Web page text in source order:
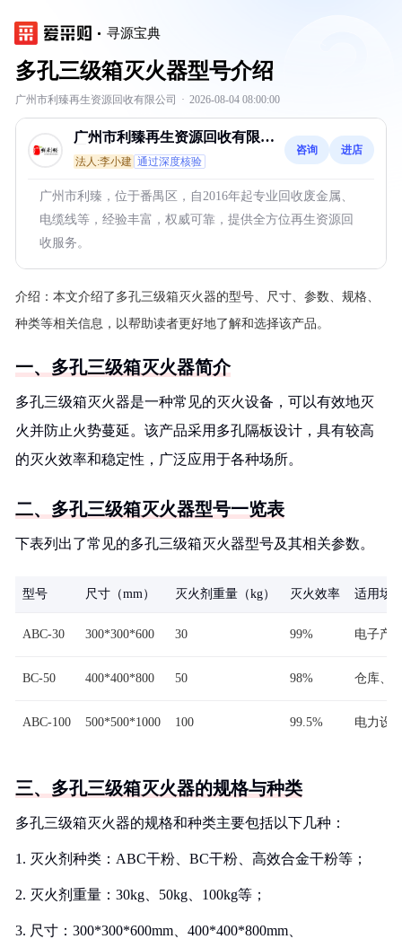
寻源宝典
多孔三级箱灭火器型号介绍
广州市利臻再生资源回收有限公司 · 2026-08-04 08:00:00
广州市利臻再生资源回收有限公
司
法人:李小建 通过深度核验
咨询 进店
广州市利臻，位于番禺区，自2016年起专业回收废金属、
电缆线等，经验丰富，权威可靠，提供全方位再生资源回
收服务。
介绍： 本文介绍了多孔三级箱灭火器的型号、尺寸、参数、规格、
种类等相关信息，以帮助读者更好地了解和选择该产品。
一、多孔三级箱灭火器简介
多孔三级箱灭火器是一种常见的灭火设备，可以有效地灭
火并防止火势蔓延。该产品采用多孔隔板设计，具有较高
的灭火效率和稳定性，广泛应用于各种场所。
二、多孔三级箱灭火器型号一览表
下表列出了常见的多孔三级箱灭火器型号及其相关参数。
型号 尺寸（mm） 灭火剂重量（kg） 灭火效率 适用场
ABC-30 300*300*600 30 99% 电子产
BC-50 400*400*800 50 98% 仓库、
ABC-100 500*500*1000 100 99.5% 电力设
三、多孔三级箱灭火器的规格与种类
多孔三级箱灭火器的规格和种类主要包括以下几种：
1. 灭火剂种类：ABC干粉、BC干粉、高效合金干粉等；
2. 灭火剂重量：30kg、50kg、100kg等；
3. 尺寸：300*300*600mm、400*400*800mm、